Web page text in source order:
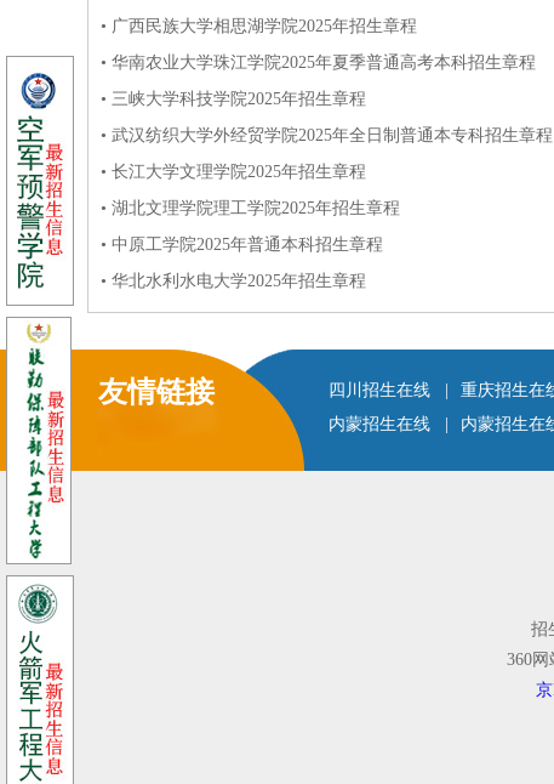
• 广西民族大学相思湖学院2025年招生章程
• 华南农业大学珠江学院2025年夏季普通高考本科招生章程
• 三峡大学科技学院2025年招生章程
• 武汉纺织大学外经贸学院2025年全日制普通本专科招生章程
• 长江大学文理学院2025年招生章程
• 湖北文理学院理工学院2025年招生章程
• 中原工学院2025年普通本科招生章程
• 华北水利水电大学2025年招生章程
友情链接 四川招生在线| 重庆招生在
内蒙招生在线| 内蒙招生在
招
360